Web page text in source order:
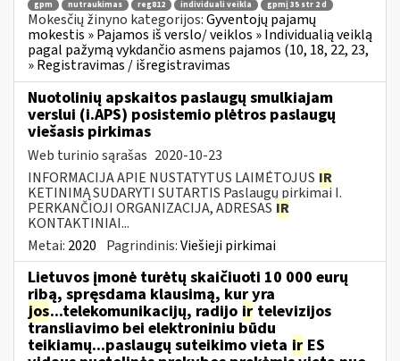
gpm nutraukimas reg812 individuali veikla gpmį 35 str 2 d
Mokesčių žinyno kategorijos:Gyventojų pajamų
mokestis » Pajamos iš verslo/ veiklos » Individualią veiklą
pagal pažymą vykdančio asmens pajamos (10, 18, 22, 23,
» Registravimas / išregistravimas
Nuotolinių apskaitos paslaugų smulkiajam
verslui (i.APS) posistemio plėtros paslaugų
viešasis pirkimas
Web turinio sąrašas 2020-10-23
INFORMACIJA APIE NUSTATYTUS LAIMĖTOJUS IR
KETINIMĄ SUDARYTI SUTARTIS Paslaugų pirkimai I.
PERKANČIOJI ORGANIZACIJA, ADRESAS IR
KONTAKTINIAI...
Metai: 2020 Pagrindinis:Viešieji pirkimai
Lietuvos įmonė turėtų skaičiuoti 10 000 eurų
ribą, spręsdama klausimą, kur yra
jos...telekomunikacijų, radijo ir televizijos
transliavimo bei elektroniniu būdu
teikiamų...paslaugų suteikimo vieta ir ES